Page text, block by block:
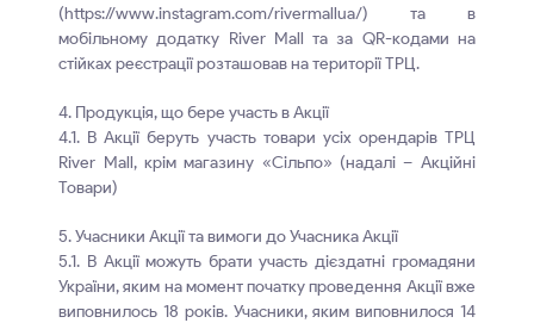
(https://www.instagram.com/rivermallua/) та в
мобільному додатку River Mall та за QR-кодами на
стійках реєстрації розташовав на території ТРЦ.
4. Продукція, що бере участь в Акції
4.1. В Акції беруть участь товари усіх орендарів ТРЦ
River Mall, крім магазину «Сільпо» (надалі – Акційні
Товари)
5. Учасники Акції та вимоги до Учасника Акції
5.1. В Акції можуть брати участь дієздатні громадяни
України, яким на момент початку проведення Акції вже
виповнилось 18 років. Учасники, яким виповнилося 14